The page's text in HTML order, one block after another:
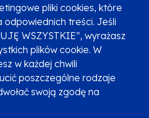
pliki cookies, które
odpowiednich treści. Jeśli
WSZYSTKIE”, wyrażasz
plików cookie. W
w każdej chwili
poszczególne rodzaje
swoją zgodę na
Fundusze 2014-2020
prywatności
Zgłoś błąd Mapa strony